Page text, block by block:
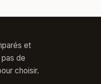
et
de
choisir.